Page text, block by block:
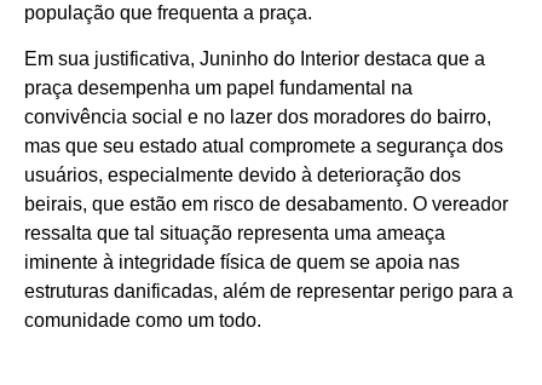
população que frequenta a praça.
Em sua justificativa, Juninho do Interior destaca que a
praça desempenha um papel fundamental na
convivência social e no lazer dos moradores do bairro,
mas que seu estado atual compromete a segurança dos
usuários, especialmente devido à deterioração dos
beirais, que estão em risco de desabamento. O vereador
ressalta que tal situação representa uma ameaça
iminente à integridade física de quem se apoia nas
estruturas danificadas, além de representar perigo para a
comunidade como um todo.